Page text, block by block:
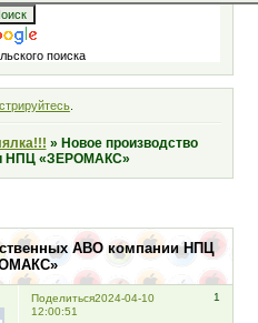
поиска
.
» Новое производство
НПЦ «ЗЕРОМАКС»
АВО компании НПЦ
Поделиться 1
2024-04-10
12:00:51